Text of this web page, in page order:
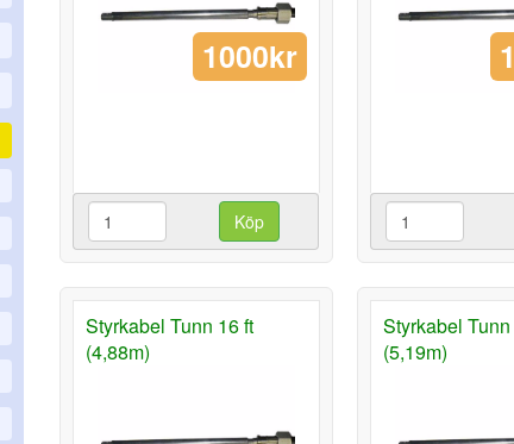
1000kr
Köp
Styrkabel Tunn 16 ft
(4,88m)
Styrkabel
(5,19m)